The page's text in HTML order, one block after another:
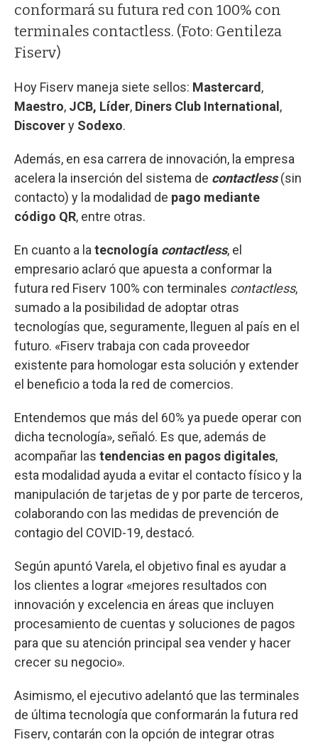
conformará su futura red con 100% con
terminales contactless. (Foto: Gentileza
Fiserv)
Hoy Fiserv maneja siete sellos: Mastercard ,
Maestro, JCB, Líder, Diners Club International ,
Discovery Sodexo.
Además, en esa carrera de innovación, la empresa
acelera la inserción del sistema de contactless(sin
contacto) y la modalidad de pago mediante
código QR, entre otras.
En cuanto a la tecnología contactless, el
empresario aclaró que apuesta a conformar la
futura red Fiserv 100% con terminales contactless,
sumado a la posibilidad de adoptar otras
tecnologías que, seguramente, lleguen al país en el
futuro. «Fiserv trabaja con cada proveedor
existente para homologar esta solución y extender
el beneficio a toda la red de comercios.
Entendemos que más del 60% ya puede operar con
dicha tecnología», señaló. Es que, además de
acompañar las tendencias en pagos digitales,
esta modalidad ayuda a evitar el contacto físico y la
manipulación de tarjetas de y por parte de terceros,
colaborando con las medidas de prevención de
contagio del COVID-19, destacó.
Según apuntó Varela, el objetivo final es ayudar a
los clientes a lograr «mejores resultados con
innovación y excelencia en áreas que incluyen
procesamiento de cuentas y soluciones de pagos
para que su atención principal sea vender y hacer
crecer su negocio».
Asimismo, el ejecutivo adelantó que las terminales
de última tecnología que conformarán la futura red
Fiserv, contarán con la opción de integrar otras